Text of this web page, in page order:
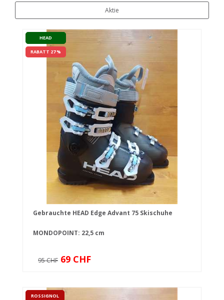
Aktie
HEAD
RABATT 27 %
Gebrauchte HEAD Edge Advant 75 Skischuhe
MONDOPOINT: 22,5 cm
95 CHF 69 CHF
ROSSIGNOL